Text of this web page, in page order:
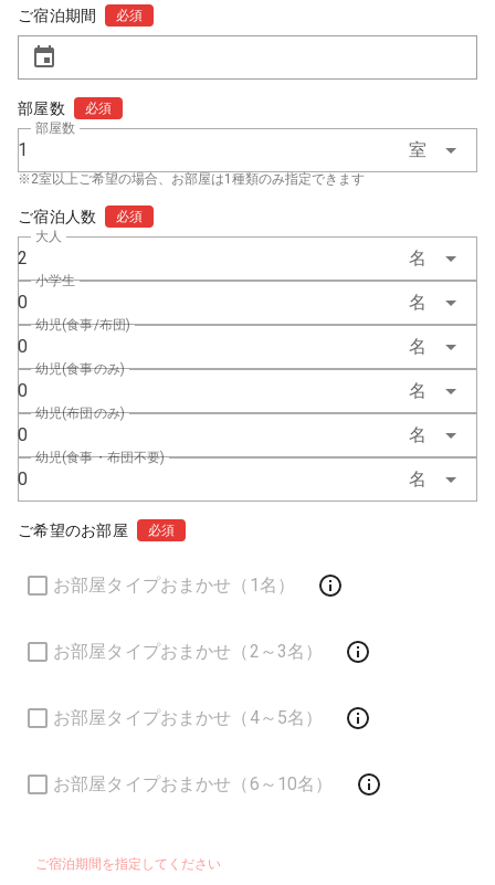
ご宿泊期間 必須
部屋数 必須
1 室
部屋数
※2室以上ご希望の場合、お部屋は1種類のみ指定できます
ご宿泊人数 必須
2 名
大人
0 名
小学生
0 名
幼児(食事/布団)
0 名
幼児(食事のみ)
0 名
幼児(布団のみ)
0 名
幼児(食事・布団不要)
ご希望のお部屋 必須
お部屋タイプおまかせ（1名）
お部屋タイプおまかせ（2～3名）
お部屋タイプおまかせ（4～5名）
お部屋タイプおまかせ（6～10名）
ご宿泊期間を指定してください